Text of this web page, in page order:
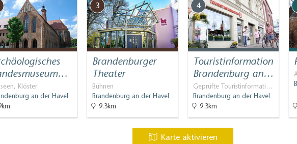
Klöster
an der Havel
3
Brandenburger
Theater
Bühnen
Brandenburg an der Havel
9.3km
4
Touristinformation
Brandenburg an…
Geprüfte Touristinformati…
Brandenburg an der Havel
9.3km
Karte aktivieren